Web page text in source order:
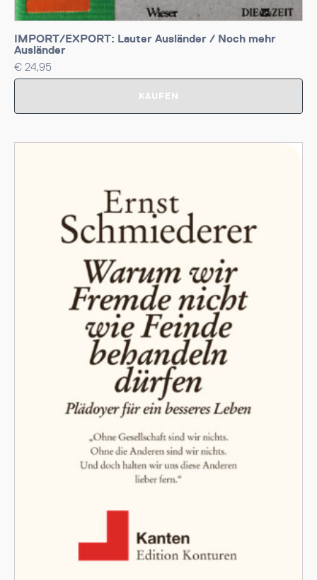
IMPORT/EXPORT: Lauter Ausländer / Noch mehr
Ausländer
€ 24,95
KAUFEN